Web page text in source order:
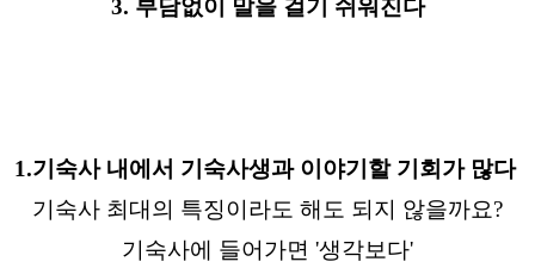
3. 부담없이 말을 걸기 쉬워진다
1.기숙사 내에서 기숙사생과 이야기할 기회가 많다
기숙사 최대의 특징이라도 해도 되지 않을까요?
기숙사에 들어가면 '생각보다'